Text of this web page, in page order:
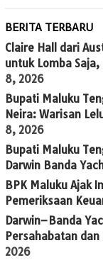
BERITA TERBARU
Claire Hall dari
untuk Lomba
8, 2026
Bupati Maluku
Neira: Warisan
8, 2026
Bupati Maluku
Darwin Banda
BPK Maluku Ajak
Pemeriksaan
Darwin–Banda
Persahabatan
2026